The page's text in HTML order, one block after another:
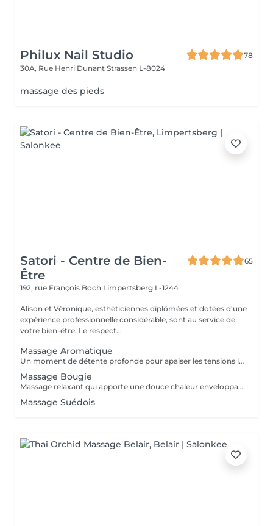
Philux Nail Studio
78
30A, Rue Henri Dunant Strassen L-8024
massage des pieds
Satori - Centre de Bien-
Être
65
192, rue François Boch Limpertsberg L-1244
Alison et Véronique, esthéticiennes diplômées et dotées d'une
expérience professionnelle considérable, sont au service de
votre bien-être. Le respect...
Massage Aromatique
Un moment de détente profonde pour apaiser les tensions liées au quotidien, réduire le stress et retrouver un bien-être global.
Massage Bougie
Massage relaxant qui apporte une douce chaleur enveloppante pour une détente profonde et sensorielle. La cire fondue se transforme en huile soyeuse pour nourrir la peau et apaiser l'esprit.
Massage Suédois